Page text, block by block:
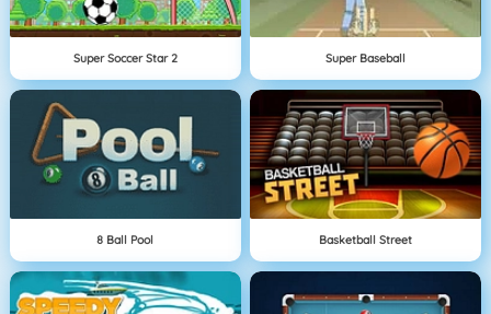
Super Soccer Star 2 Super Baseball
8 Ball Pool Basketball Street